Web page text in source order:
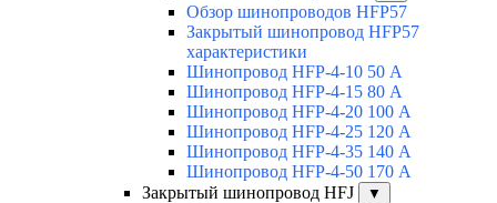
Обзор шинопроводов HFP57
Закрытый шинопровод HFP57
характеристики
Шинопровод HFP-4-10 50 А
Шинопровод HFP-4-15 80 А
Шинопровод HFP-4-20 100 А
Шинопровод HFP-4-25 120 А
Шинопровод HFP-4-35 140 А
Шинопровод HFP-4-50 170 А
Закрытый шинопровод HFJ
▼